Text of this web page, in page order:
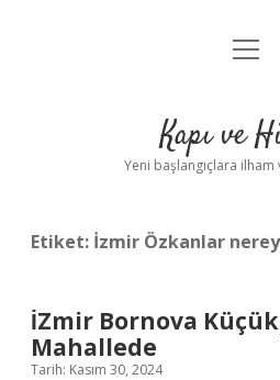
Anasayfa
Yasal
Kapı ve
Yeni başlangıçlara
Etiket: İzmir Özkanlar
İZmir Bornova
Mahallede
Tarih: Kasım 30, 2024